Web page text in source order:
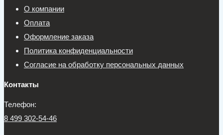
О компании
Оплата
Оформление заказа
Политика конфиденциальности
Согласие на обработку персональных данных
Контакты
Телефон:
8 499 302-54-46